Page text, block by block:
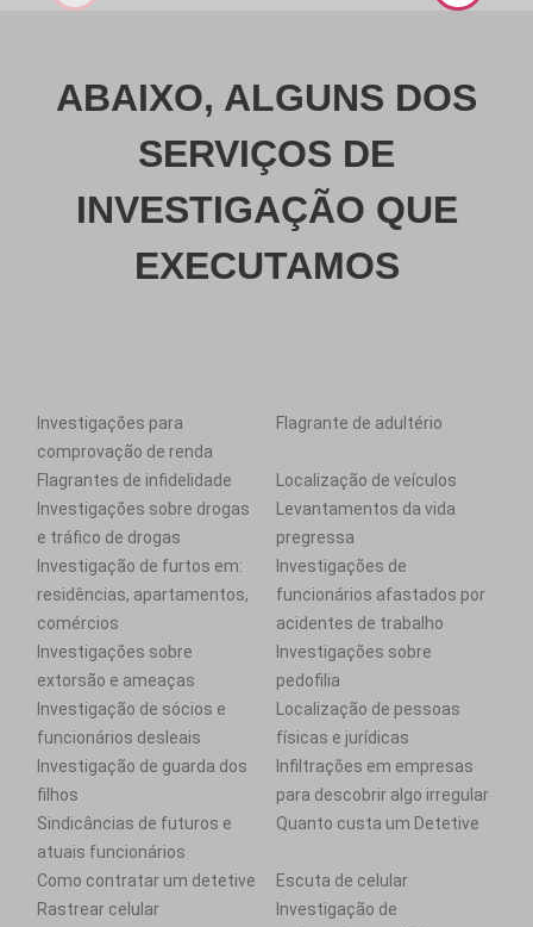
ABAIXO, ALGUNS DOS
SERVIÇOS DE
INVESTIGAÇÃO QUE
EXECUTAMOS
Investigações para
comprovação de renda
Flagrante de adultério
Flagrantes de infidelidade
Localização de veículos
Investigações sobre drogas
e tráfico de drogas
Levantamentos da vida
pregressa
Investigação de furtos em:
residências, apartamentos,
comércios
Investigações de
funcionários afastados por
acidentes de trabalho
Investigações sobre
extorsão e ameaças
Investigações sobre
pedofilia
Investigação de sócios e
funcionários desleais
Localização de pessoas
físicas e jurídicas
Investigação de guarda dos
filhos
Infiltrações em empresas
para descobrir algo irregular
Sindicâncias de futuros e
atuais funcionários
Quanto custa um Detetive
Como contratar um detetive
Escuta de celular
Rastrear celular
Investigação de